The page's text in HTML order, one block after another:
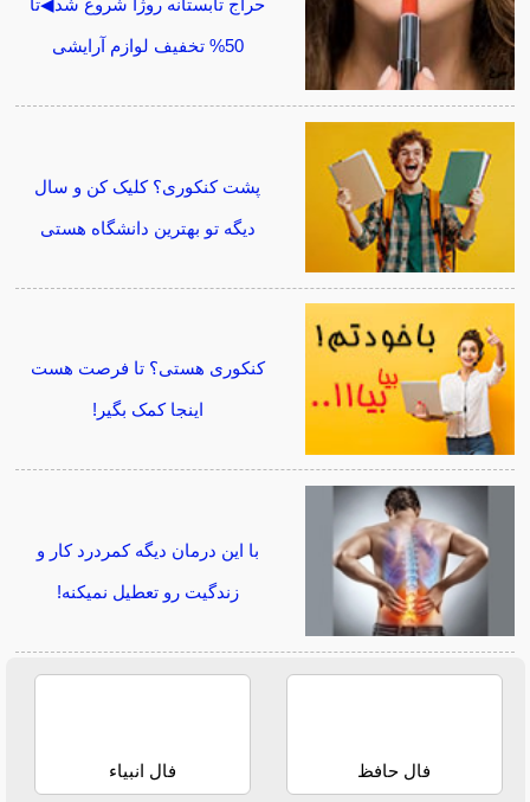
حراج تابستانه روژا شروع شد◀تا
50% تخفیف لوازم آرایشی
پشت کنکوری؟ کلیک کن و سال
دیگه تو بهترین دانشگاه هستی
کنکوری هستی؟ تا فرصت هست
اینجا کمک بگیر!
با این درمان دیگه کمردرد کار و
زندگیت رو تعطیل نمیکنه!
فال حافظ فال انبیاء